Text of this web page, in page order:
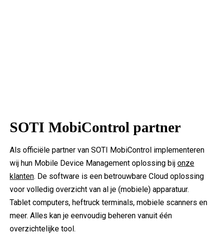
SOTI MobiControl partner
Als officiële partner van SOTI MobiControl implementeren
wij hun Mobile Device Management oplossing bij onze
klanten. De software is een betrouwbare Cloud oplossing
voor volledig overzicht van al je (mobiele) apparatuur.
Tablet computers, heftruck terminals, mobiele scanners en
meer. Alles kan je eenvoudig beheren vanuit één
overzichtelijke tool.